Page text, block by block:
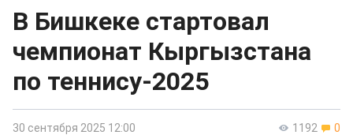
В Бишкеке стартовал
чемпионат Кыргызстана
по теннису-2025
1192 0
30 сентября 2025 12:00